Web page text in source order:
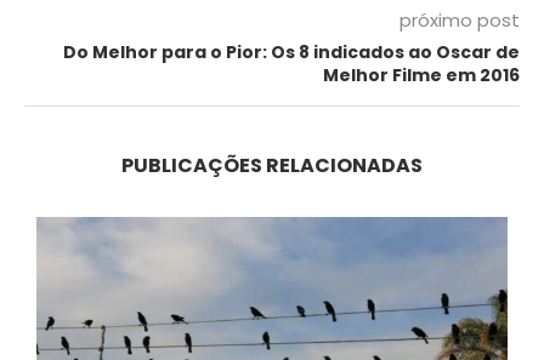
próximo post
Do Melhor para o Pior: Os 8 indicados ao Oscar de
Melhor Filme em 2016
PUBLICAÇÕES RELACIONADAS